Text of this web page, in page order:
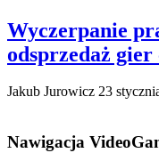
Wyczerpanie
odsprzedaż
Jakub Jurowicz 23
Nawigacja